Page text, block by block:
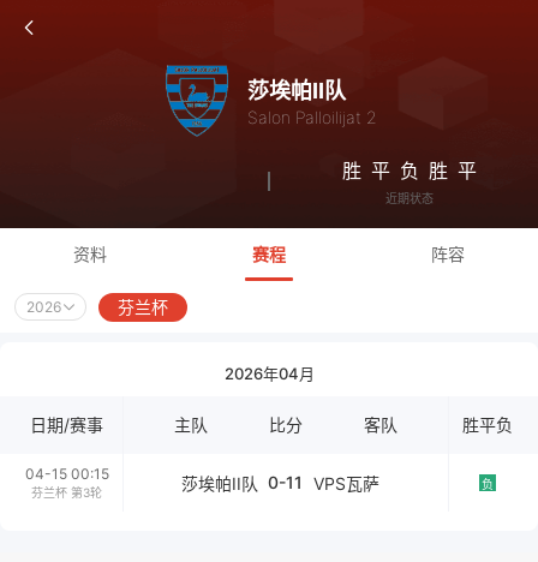
莎埃帕II队
Salon Palloilijat 2
胜 平 负 胜 平
近期状态
资料 赛程 阵容
2026 芬兰杯
2026年04月
日期/赛事 主队 比分 客队 胜平负
04-15 00:15
芬兰杯 第3轮 莎埃帕II队 0-11 VPS瓦萨 负